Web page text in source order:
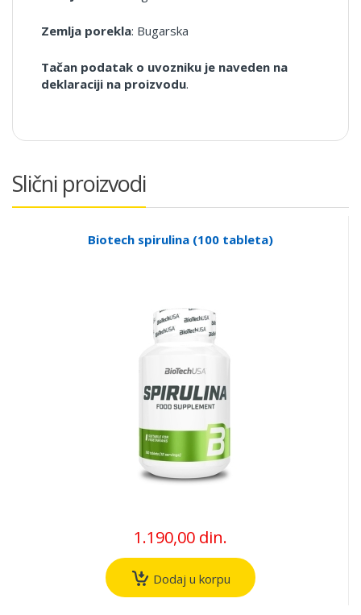
Zemlja porekla: Bugarska
Tačan podatak o uvozniku je naveden na
deklaraciji na proizvodu.
Slični proizvodi
Biotech spirulina (100 tableta)
1.190,00 din.
Dodaj u korpu